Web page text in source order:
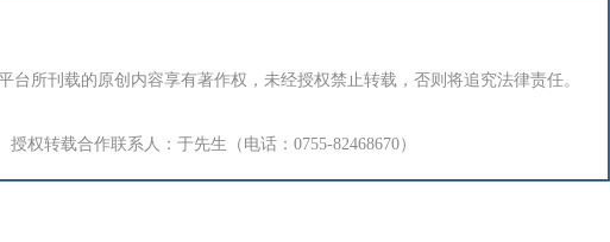
台所刊载的原创内容享有著作权，未经授权禁止转载，否则将追究法律责任。
授权转载合作联系人：于先生（电话：0755-82468670）